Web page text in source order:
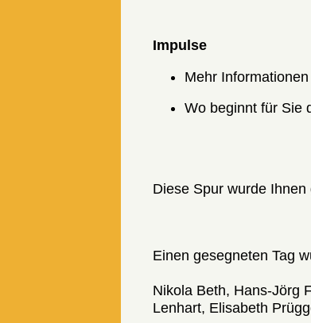
Impulse
Mehr
Wo beginnt für Sie
Diese Spur wurde
Einen gesegneten Tag
Nikola Beth, Hans-Jörg
Lenhart, Elisabeth